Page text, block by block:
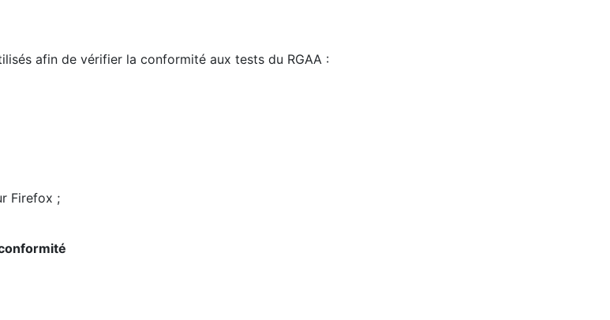
afin de vérifier la conformité aux tests du RGAA :
Firefox ;